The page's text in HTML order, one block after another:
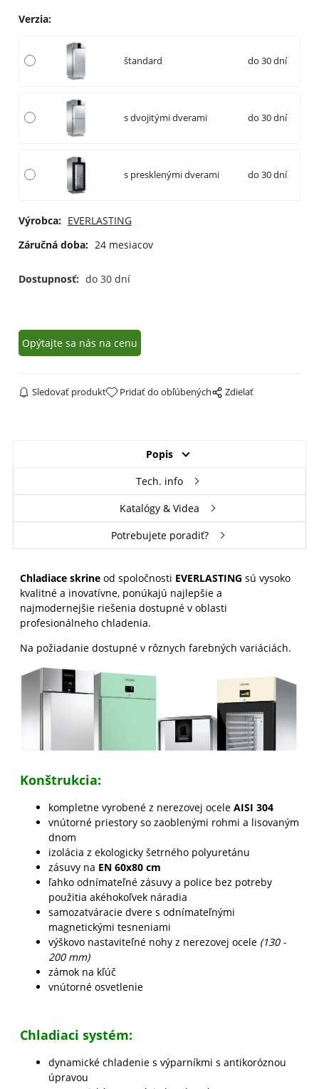
Verzia:
štandard do 30 dní
s dvojitými dverami do 30 dní
s presklenými dverami do 30 dní
Výrobca: EVERLASTING
Záručná doba: 24 mesiacov
Dostupnosť: do 30 dní
Opýtajte sa nás na cenu
Sledovať produkt Pridať do obľúbených Zdielať
Popis
Tech. info
Katalógy & Videa
Potrebujete poradiť?
Chladiace skrine od spoločnosti EVERLASTING sú vysoko
kvalitné a inovatívne, ponúkajú najlepšie a
najmodernejšie riešenia dostupné v oblasti
profesionálneho chladenia.
Na požiadanie dostupné v rôznych farebných variáciách.
Konštrukcia:
kompletne vyrobené z nerezovej ocele AISI 304
vnútorné priestory so zaoblenými rohmi a lisovaným
dnom
izolácia z ekologicky šetrného polyuretánu
zásuvy na EN 60x80 cm
ľahko odnímateľné zásuvy a police bez potreby
použitia akéhokoľvek náradia
samozatváracie dvere s odnímateľnými
magnetickými tesneniami
výškovo nastaviteľné nohy z nerezovej ocele (130 -
200 mm)
zámok na kľúč
vnútorné osvetlenie
Chladiaci systém:
dynamické chladenie s výparníkmi s antikoróznou
úpravou